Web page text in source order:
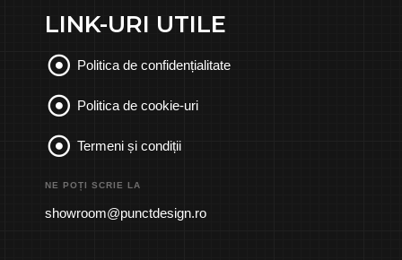
LINK-URI UTILE
Politica de confidențialitate
Politica de cookie-uri
Termeni și condiții
NE POȚI SCRIE LA
showroom@punctdesign.ro